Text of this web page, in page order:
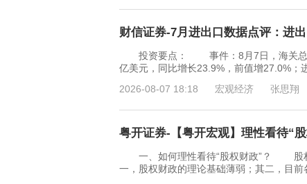
财信证券-7月进出口数据点评：进
投资要点： 事件：8月7日，海关总署
亿美元，同比增长23.9%，前值增27.0%；
2026-08-07 18:18
宏观经济 张思翔
粤开证券-【粤开宏观】理性看待“
一、如何理性看待“股权财政”？ 股权
一，股权财政的理论基础薄弱；其二，目